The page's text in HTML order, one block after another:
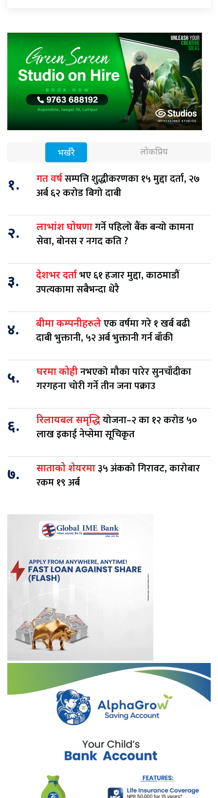
भर्खरै लोकप्रिय
१. गत वर्षसम्पत्ति शुद्धीकरणका १५ मुद्दा दर्ता, २७
अर्ब ६२ करोड बिगो दाबी
२. लाभांश घोषणागर्ने पहिलो बैंक बन्यो कामना
सेवा, बोनस र नगद कति ?
३. देशभर दर्ताभए ६१ हजार मुद्दा, काठमाडौं
उपत्यकामा सबैभन्दा धेरै
४. बीमा कम्पनीहरुलेएक वर्षमा गरे १ खर्ब बढी
दाबी भुक्तानी, ५२ अर्ब भुक्तानी गर्न बाँकी
५. घरमा कोहीनभएको मौका पारेर सुनचाँदीका
गरगहना चोरी गर्ने तीन जना पक्राउ
६. रिलायबल समृद्धियोजना–२ का १२ करोड ५०
लाख इकाई नेप्सेमा सूचिकृत
७. साताको शेयरमा३५ अंकको गिरावट, कारोबार
रकम १९ अर्ब